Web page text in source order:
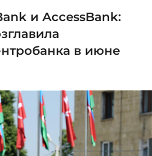
и AccessBank:
в июне